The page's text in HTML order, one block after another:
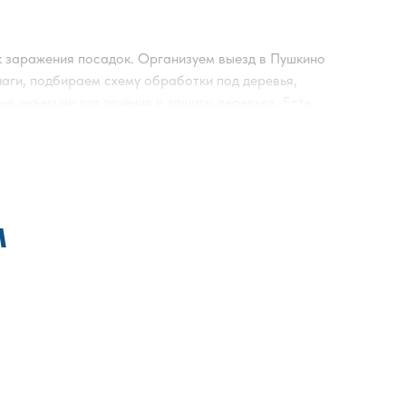
посадок. Организуем выезд в Пушкино
подбираем схему обработки под деревья,
часто включает комбинацию нескольких
опасности, чтобы снизить риски для людей и
период выезд может быть бесплатным. В
документы и работаем по договору. Чтобы